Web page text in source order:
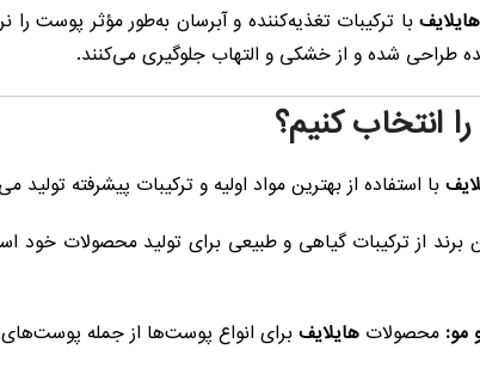
هایلایفبا ترکیبات تغذیه‌کننده و آبرسان به‌طور مؤثر پوست
شده و از خشکی و التهاب جلوگیری می‌کنند.
انتخاب کنیم؟
با استفاده از بهترین مواد اولیه و ترکیبات پیشرفته تولید
برند از ترکیبات گیاهی و طبیعی برای تولید محصولات خود
مو: محصولاتهایلایف برای انواع پوست‌ها از جمله